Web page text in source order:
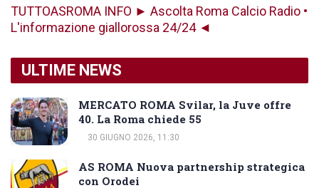
TUTTOASROMA INFO ► Ascolta Roma Calcio Radio •
L'informazione giallorossa 24/24 ◄
ULTIME NEWS
MERCATO ROMA Svilar, la Juve offre
40. La Roma chiede 55
30 GIUGNO 2026, 11:30
AS ROMA Nuova partnership strategica
con Orodei